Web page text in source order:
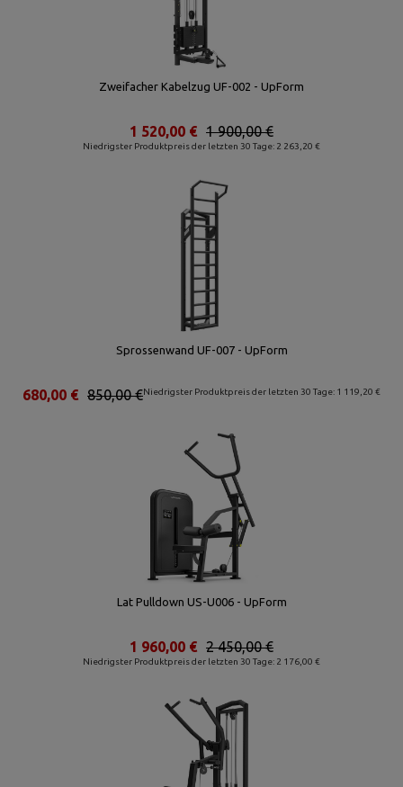
Zweifacher Kabelzug UF-002 - UpForm
Niedrigster Produktpreis der letzten 30 Tage: 2 263,20 €
1 900,00 €
1 520,00 €
Sprossenwand UF-007 - UpForm
Niedrigster Produktpreis der letzten 30 Tage: 1 119,20 €
850,00 €
680,00 €
Lat Pulldown US-U006 - UpForm
Niedrigster Produktpreis der letzten 30 Tage: 2 176,00 €
2 450,00 €
1 960,00 €